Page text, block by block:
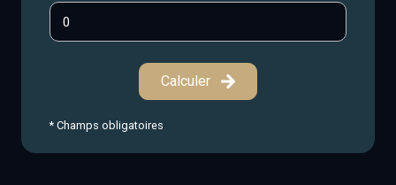
Calculer
* Champs obligatoires